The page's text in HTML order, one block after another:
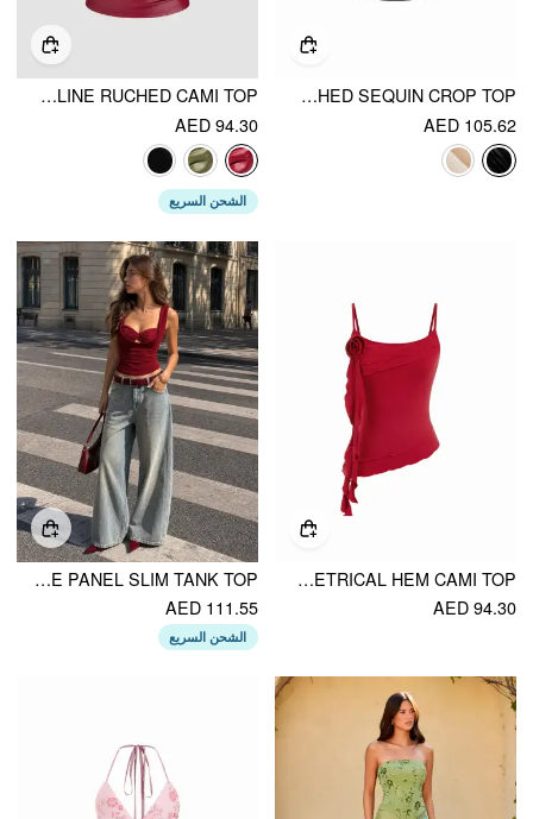
MESH HALTER NECK RUCHED SEQUIN CROP TOP
AED 105.62
HALTER NECKLINE RUCHED CAMI TOP
AED 94.30
الشحن السريع
COTTON-BLEND SCOOP NECKLINE ROSETTE RUFFLE ASYMMETRICAL HEM CAMI TOP
AED 94.30
COWL NECK LACE PANEL SLIM TANK TOP
AED 111.55
الشحن السريع